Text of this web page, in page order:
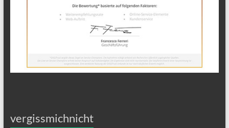
vergissmichnicht